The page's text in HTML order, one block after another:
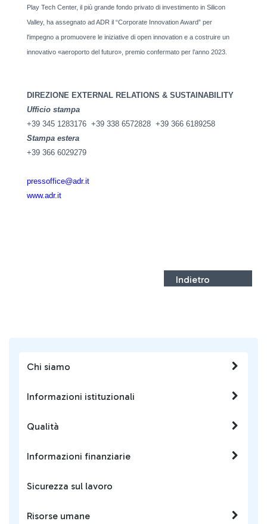
Chi siamo
Informazioni istituzionali
Qualità
Informazioni finanziarie
Sicurezza sul lavoro
Risorse umane
Play Tech Center, il più grande fondo privato di investimento in Silicon
Valley, ha assegnato ad ADR il “Corporate Innovation Award” per
l'impegno a promuovere le iniziative di open innovation e a costruire un
innovativo «aeroporto del futuro», premio confermato per l’anno 2023.
DIREZIONE EXTERNAL RELATIONS & SUSTAINABILITY
Ufficio stampa
+39 345 1283176 +39 338 6572828 +39 366 6189258
Stampa estera
+39 366 6029279
pressoffice@adr.it
www.adr.it
Indietro